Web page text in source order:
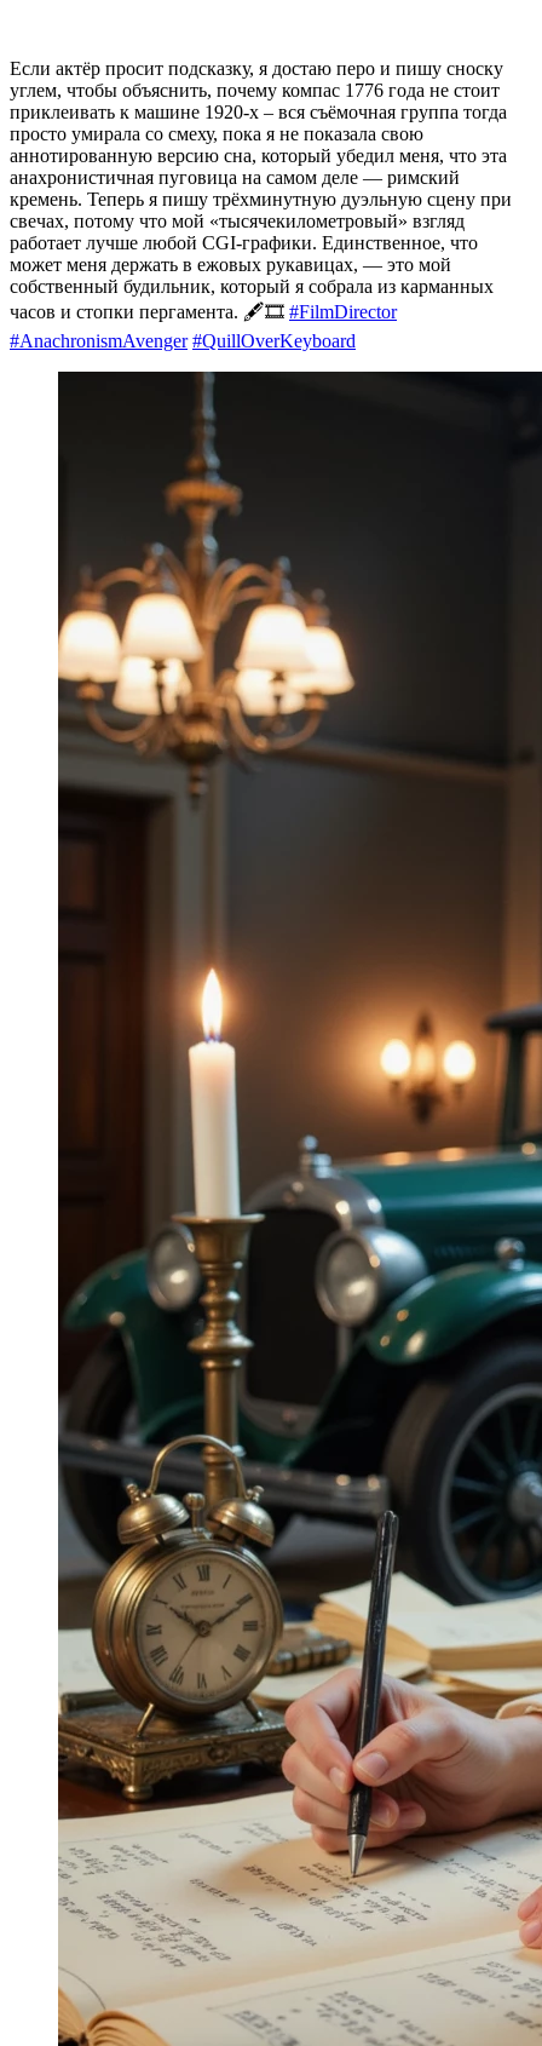
Если актёр просит подсказку, я достаю перо и пишу сноску
углем, чтобы объяснить, почему компас 1776 года не стоит
приклеивать к машине 1920-х – вся съёмочная группа тогда
просто умирала со смеху, пока я не показала свою
аннотированную версию сна, который убедил меня, что эта
анахронистичная пуговица на самом деле — римский
кремень. Теперь я пишу трёхминутную дуэльную сцену при
свечах, потому что мой «тысячекилометровый» взгляд
работает лучше любой CGI-графики. Единственное, что
может меня держать в ежовых рукавицах, — это мой
собственный будильник, который я собрала из карманных
часов и стопки пергамента. 🖋️🎞️ #FilmDirector
#AnachronismAvenger #QuillOverKeyboard